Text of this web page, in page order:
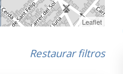
Leaflet
Restaurar filtros